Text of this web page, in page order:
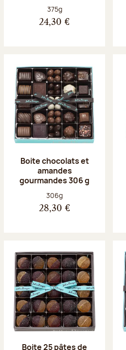
Poids net :
375g
24,30 €
Boite chocolats et
amandes
gourmandes 306 g
Poids net :
306g
28,30 €
Boite 25 pâtes de